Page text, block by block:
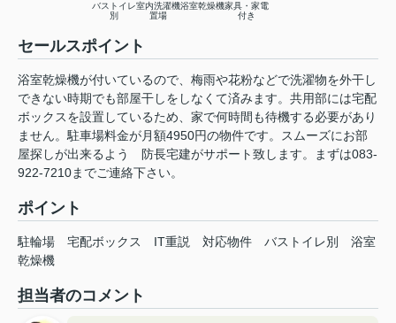
バストイレ
別
室内洗濯機
置場
浴室乾燥機家具・家電
付き
セールスポイント
浴室乾燥機が付いているので、梅雨や花粉などで洗濯物を外干し
できない時期でも部屋干しをしなくて済みます。共用部には宅配
ボックスを設置しているため、家で何時間も待機する必要があり
ません。駐車場料金が月額4950円の物件です。スムーズにお部
屋探しが出来るよう 防長宅建がサポート致します。まずは083-
922-7210までご連絡下さい。
ポイント
駐輪場 宅配ボックス IT重説 対応物件 バストイレ別
浴室
乾燥機
担当者のコメント